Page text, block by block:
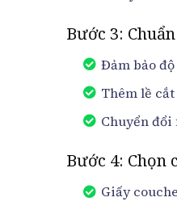
Bước 3:
Đảm bảo
Thêm lề
Chuyển
Bước 4: Chọn
Giấy